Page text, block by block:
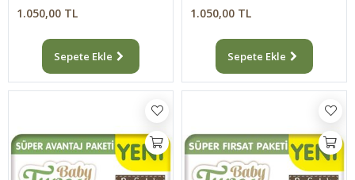
1.050,00 TL
Sepete Ekle
1.050,00 TL
Sepete Ekle